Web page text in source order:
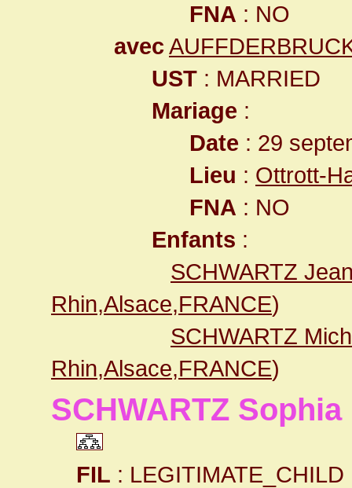
FNA : NO
avec
UST : MARRIED
Mariage :
Date : 29
Lieu : Ottrott-
FNA : NO
Enfants :
SCHWARTZ
Rhin,Alsace,FRANCE)
SCHWARTZ
Rhin,Alsace,FRANCE)
SCHWARTZ
FIL : LEGITIMATE_CHILD